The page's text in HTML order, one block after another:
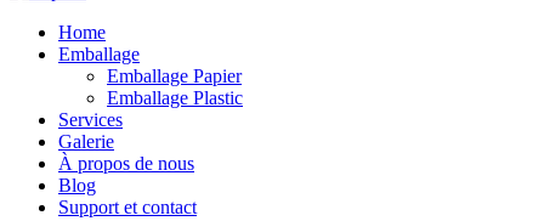
Home
Emballage
Emballage Papier
Emballage Plastic
Services
Galerie
À propos de nous
Blog
Support et contact